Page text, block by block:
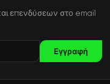
επενδύσεων στο email
Εγγραφή